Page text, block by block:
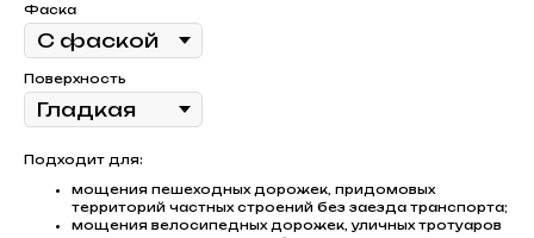
Фаска
Поверхность
Подходит для:
мощения пешеходных дорожек, придомовых
территорий частных строений без заезда транспорта;
мощения велосипедных дорожек, уличных тротуаров